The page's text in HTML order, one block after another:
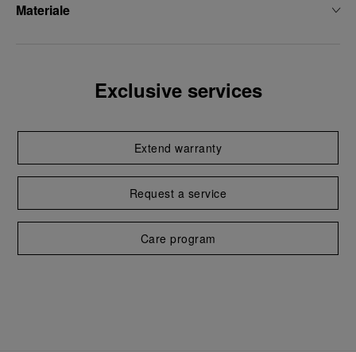
Materiale
Exclusive services
Extend warranty
Request a service
Care program